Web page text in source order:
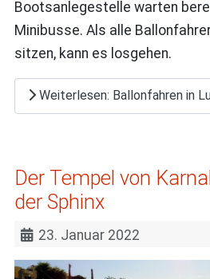
Bootsanlegestelle warten
Minibusse. Als alle
sitzen, kann es losgehen.
Weiterlesen: Ballonfahren in
Der Tempel von
der Sphinx
23. Januar 2022